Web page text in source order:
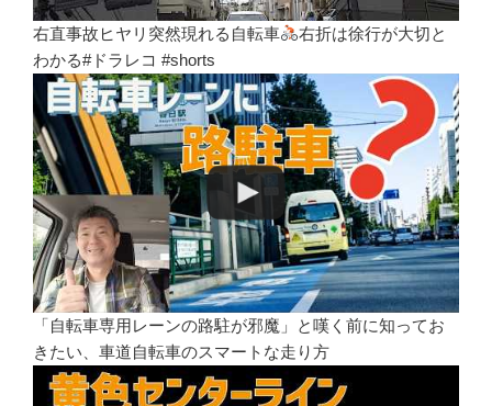
右直事故ヒヤリ突然現れる自転車
右折は徐行が大切と
わかる#ドラレコ #shorts
「自転車専用レーンの路駐が邪魔」と嘆く前に知ってお
きたい、車道自転車のスマートな走り方